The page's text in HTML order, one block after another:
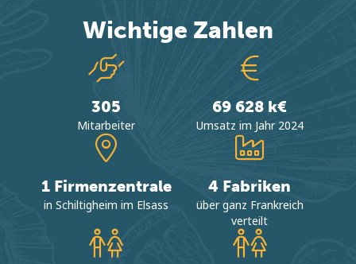
Wichtige Zahlen
305
Mitarbeiter
69 628 k€
Umsatz im Jahr 2024
1 Firmenzentrale
in Schiltigheim im Elsass
4 Fabriken
über ganz Frankreich
verteilt